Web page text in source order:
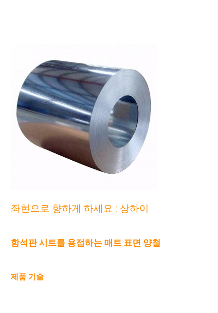
좌현으로 향하게 하세요 : 상하이
함석판 시트를 용접하는 매트 표면 양철
제품 기술